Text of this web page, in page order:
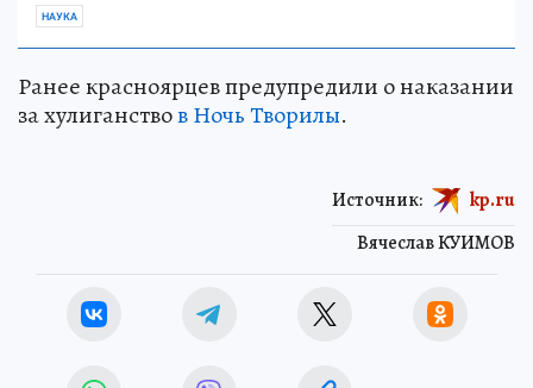
НАУКА
Ранее красноярцев предупредили о наказании
за хулиганствов Ночь Творилы.
Вячеслав КУИМОВ
Источник: kp.ru